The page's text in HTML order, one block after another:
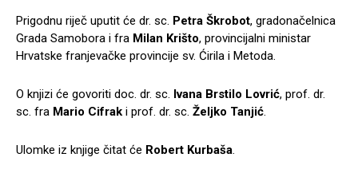
Prigodnu riječ uputit će dr. sc. Petra Škrobot, gradonačelnica
Grada Samobora i fra Milan Krišto, provincijalni ministar
Hrvatske franjevačke provincije sv. Ćirila i Metoda.
O knjizi će govoriti doc. dr. sc. Ivana Brstilo Lovrić, prof. dr.
sc. fra Mario Cifrak i prof. dr. sc. Željko Tanjić.
Ulomke iz knjige čitat će Robert Kurbaša.